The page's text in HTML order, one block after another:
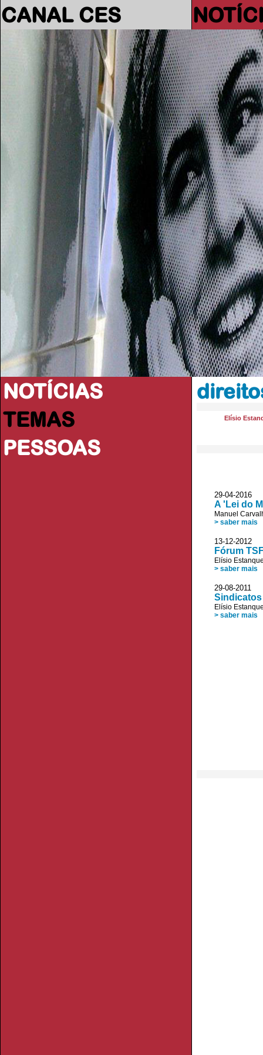
CANAL CES
NOTÍCIAS
TEMAS
PESSOAS
Elísio
29-04-2016
A 'Lei do
Manuel
> saber mais
13-12-
Fórum
Elísio
> saber mais
29-08-
Sindicatos
Elísio
> saber mais